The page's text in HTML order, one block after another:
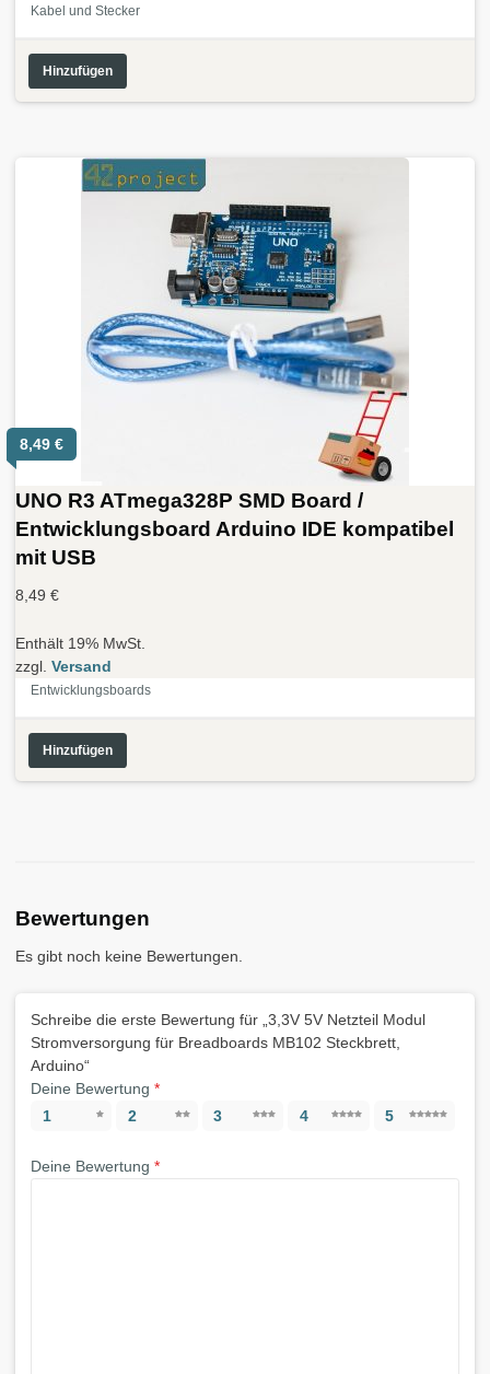
Kabel und Stecker
Hinzufügen
8,49 €
UNO R3 ATmega328P SMD Board /
Entwicklungsboard Arduino IDE kompatibel
mit USB
8,49 €
Enthält 19% MwSt.
zzgl. Versand
Entwicklungsboards
Hinzufügen
Bewertungen
Es gibt noch keine Bewertungen.
Schreibe die erste Bewertung für „3,3V 5V Netzteil Modul
Stromversorgung für Breadboards MB102 Steckbrett,
Arduino“
Deine Bewertung *
1
2 3 4 5
Deine Bewertung *